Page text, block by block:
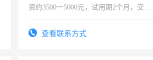
资约3500一5000元，试用期2个月，交五
查看联系方式